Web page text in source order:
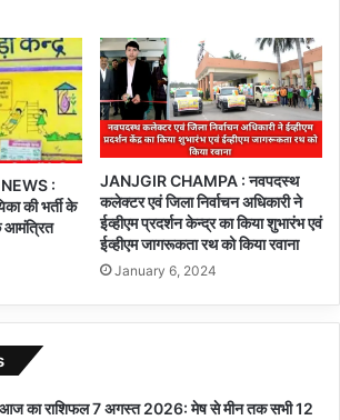
:
की भर्ती के
आमंत्रित
JANJGIR CHAMPA : नवपदस्थ
कलेक्टर एवं जिला निर्वाचन अधिकारी ने
ईव्हीएम प्रदर्शन केन्द्र का किया शुभारंभ एवं
ईव्हीएम जागरूकता रथ को किया रवाना
January 6, 2024
आज का राशिफल 7 अगस्त 2026: मेष से मीन तक सभी 12